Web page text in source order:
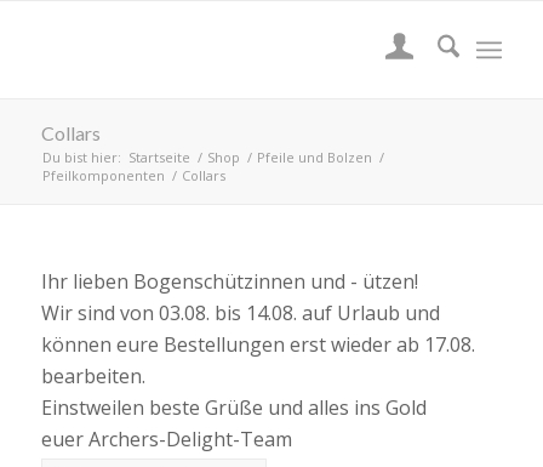
Collars
Du bist hier: Startseite / Shop / Pfeile und Bolzen /
Pfeilkomponenten / Collars
Ihr lieben Bogenschützinnen und - ützen!
Wir sind von 03.08. bis 14.08. auf Urlaub und
können eure Bestellungen erst wieder ab 17.08.
bearbeiten.
Einstweilen beste Grüße und alles ins Gold
euer Archers-Delight-Team